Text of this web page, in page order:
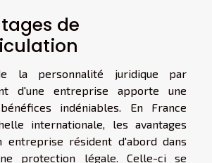
de
la personnalité juridique par
d'une entreprise apporte une
indéniables. En France
internationale, les avantages
entreprise résident d'abord dans
protection légale. Celle-ci se